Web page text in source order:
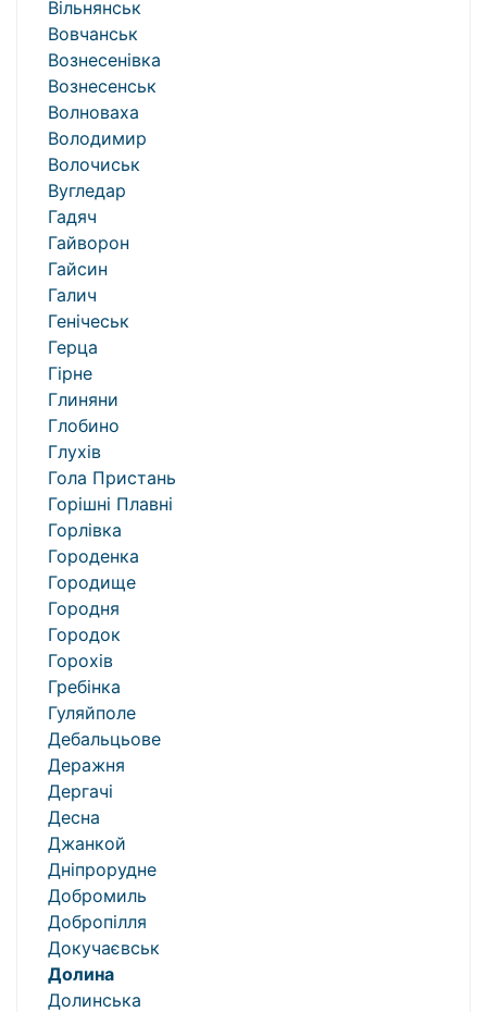
Вільнянськ
Вовчанськ
Вознесенівка
Вознесенськ
Волноваха
Володимир
Волочиськ
Вугледар
Гадяч
Гайворон
Гайсин
Галич
Генічеськ
Герца
Гірне
Глиняни
Глобино
Глухів
Гола Пристань
Горішні Плавні
Горлівка
Городенка
Городище
Городня
Городок
Горохів
Гребінка
Гуляйполе
Дебальцьове
Деражня
Дергачі
Десна
Джанкой
Дніпрорудне
Добромиль
Добропілля
Докучаєвськ
Долина
Долинська